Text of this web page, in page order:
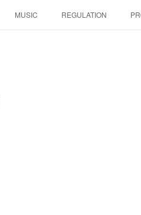
MUSIC REGULATION